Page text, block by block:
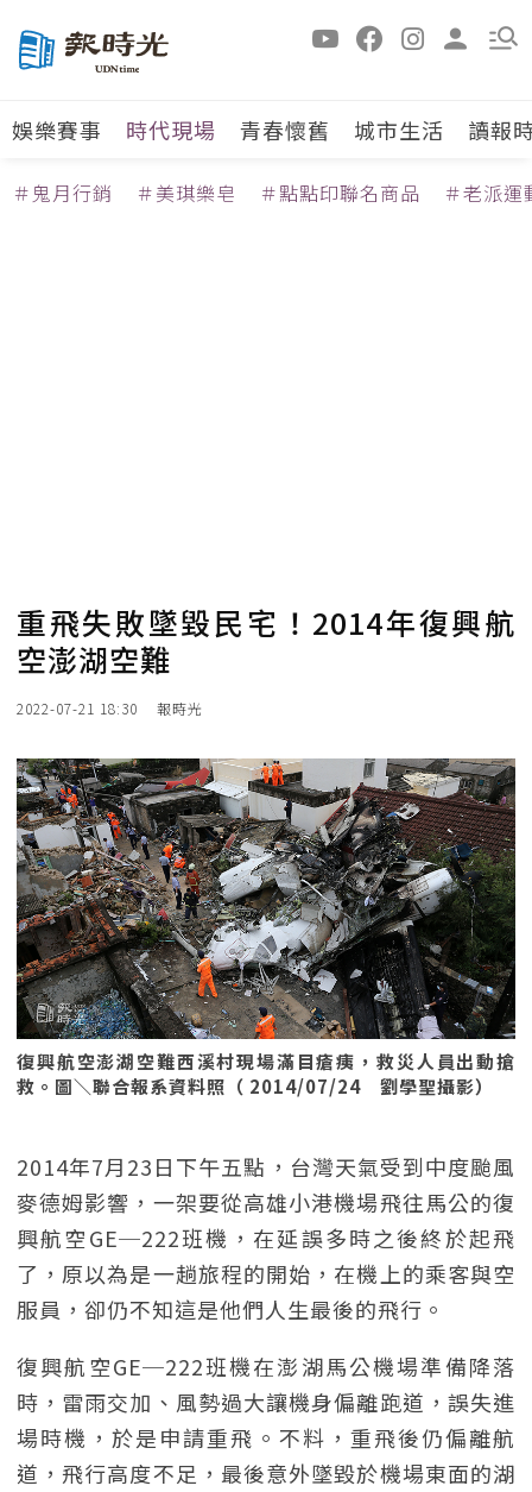
娛樂賽事 時代現場 青春懷舊 城市生活 讀報
＃鬼月行銷 ＃美琪樂皂 ＃點點印聯名商品 ＃老派運
重飛失敗墜毀民宅！2014年復興航
空澎湖空難
2022-07-21 18:30 報時光
復興航空澎湖空難西溪村現場滿目瘡痍，救災人員出動搶
救。圖＼聯合報系資料照（ 2014/07/24 劉學聖攝影）
2014年7月23日下午五點，台灣天氣受到中度颱風
麥德姆影響，一架要從高雄小港機場飛往馬公的復
興航空GE─222班機，在延誤多時之後終於起飛
了，原以為是一趟旅程的開始，在機上的乘客與空
服員，卻仍不知這是他們人生最後的飛行。
復興航空GE─222班機在澎湖馬公機場準備降落
時，雷雨交加、風勢過大讓機身偏離跑道，誤失進
場時機，於是申請重飛。不料，重飛後仍偏離航
道，飛行高度不足，最後意外墜毀於機場東面的湖